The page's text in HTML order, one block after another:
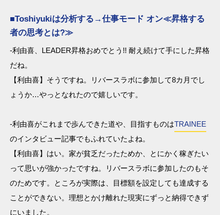
■Toshiyukiは分析する→仕事モード オン≪昇格する
者の思考とは?≫
-利由喜、LEADER昇格おめでとう!! 耐え続けて手にした昇格
だね。
【利由喜】そうですね。リバースラボに参加して8カ月でし
ょうか…やっとなれたので嬉しいです。
-利由喜がこれまで歩んできた道や、目指すものはTRAINEE
のインタビュー記事でもふれていたよね。
【利由喜】はい。家が貧乏だったためか、とにかく稼ぎたい
って思いが強かったですね。リバースラボに参加したのもそ
のためです。ところが実際は、目標額を設定しても達成する
ことができない。理想とかけ離れた現実にずっと納得できず
にいました。